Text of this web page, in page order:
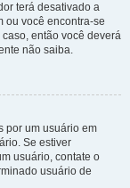
terá desativado a
ou você encontra-se
então você deverá
não saiba.
por um usuário em
Se estiver
usuário, contate o
usuário de